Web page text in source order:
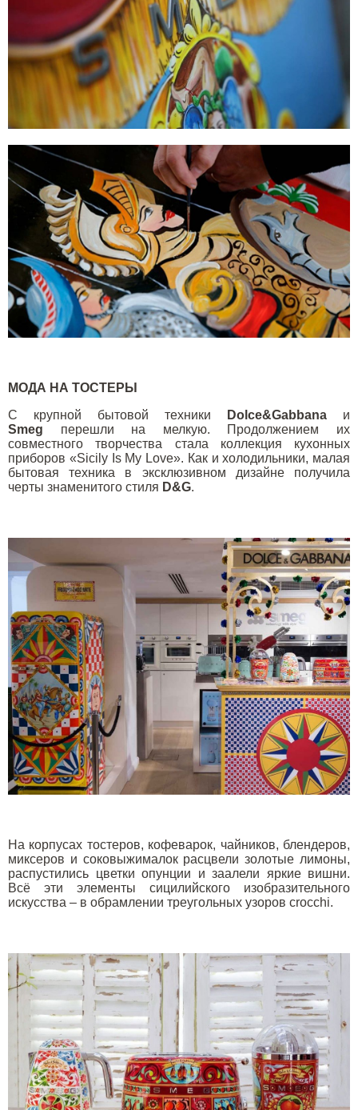
МОДА НА ТОСТЕРЫ
С крупной бытовой техники
Dolce&Gabbana и
Smeg перешли на мелкую. Продолжением их
совместного творчества стала коллекция кухонных
приборов «Sicily Is My Love». Как и холодильники, малая
бытовая техника в эксклюзивном дизайне получила
черты знаменитого стиля D&G.
На корпусах тостеров, кофеварок, чайников, блендеров,
миксеров и соковыжималок расцвели золотые лимоны,
распустились цветки опунции и заалели яркие вишни.
Всё эти элементы сицилийского изобразительного
искусства – в обрамлении треугольных узоров crocchi.